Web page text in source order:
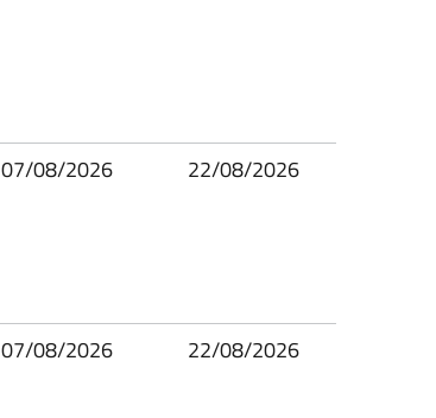
07/08/2026 22/08/2026
07/08/2026 22/08/2026